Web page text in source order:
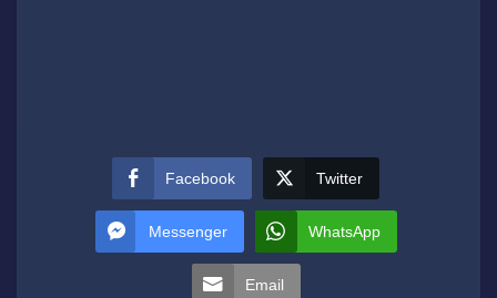
Facebook Twitter
Messenger WhatsApp
Email